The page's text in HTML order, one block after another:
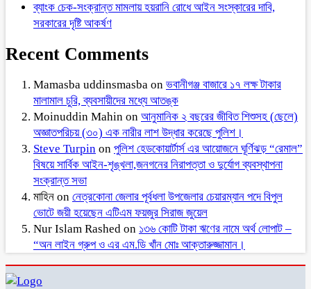
ব্যাংক চেক-সংক্রান্ত মামলায় হয়রানি রোধে আইন সংস্কারের দাবি,
সরকারের দৃষ্টি আকর্ষণ
Recent Comments
Mamasba uddinsmasba on ভবানীগঞ্জ বাজারে ১৭ লক্ষ টাকার
মালামাল চুরি, ব্যবসায়ীদের মধ্যে আতঙ্ক
Moinuddin Mahin on আনুমানিক ২ বছরের জীবিত শিশুসহ (ছেলে)
অজ্ঞাতপরিচয় (৩০) এক নারীর লাশ উদ্ধার করেছে পুলিশ।
Steve Turpin on পুলিশ হেডকোয়ার্টার্স এর আয়োজনে ঘূর্ণিঝড় “রেমাল”
বিষয়ে সার্বিক আইন-শৃঙ্খলা,জনগনের নিরাপত্তা ও দুর্যোগ ব্যবস্থাপনা
সংক্রান্ত সভা
মাহিন on নেত্রকোনা জেলার পূর্বধলা উপজেলার চেয়ারম্যান পদে বিপুল
ভোটে জয়ী হয়েছেন এটিএম ফয়জুর সিরাজ জুয়েল
Nur Islam Rashed on ১৩৬ কোটি টাকা ঋণের নামে অর্থ লোপাট –
“অন লাইন গ্রুপ ও এর এম.ডি খাঁন মোঃ আক্তারুজ্জামান।